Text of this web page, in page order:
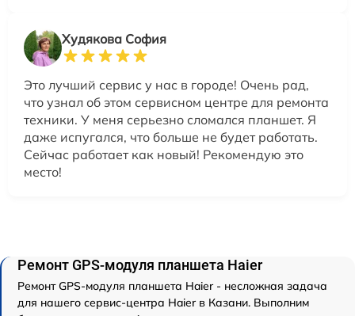
Худякова София
Это лучший сервис у нас в городе! Очень рад,
что узнал об этом сервисном центре для ремонта
техники. У меня серьезно сломался планшет. Я
даже испугался, что больше не будет работать.
Сейчас работает как новый! Рекомендую это
место!
Ремонт GPS-модуля планшета Haier
Ремонт GPS-модуля планшета Haier - несложная задача
для нашего сервис-центра Haier в Казани. Выполним